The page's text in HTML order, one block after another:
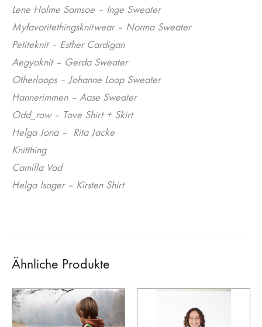
Lene Holme Samsoe – Inge Sweater
Myfavoritethingsknitwear – Norma Sweater
Petiteknit – Esther Cardigan
Aegyoknit – Gerda Sweater
Otherloops – Johanne Loop Sweater
Hannerimmen – Aase Sweater
Odd_row – Tove Shirt + Skirt
Helga Jona – Rita Jacke
Knitthing
Camilla Vad
Helga Isager – Kirsten Shirt
Ähnliche Produkte